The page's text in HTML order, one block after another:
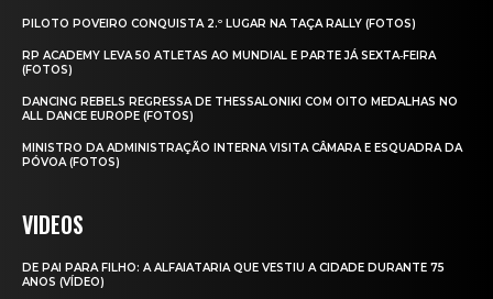
PILOTO POVEIRO CONQUISTA 2.º LUGAR NA TAÇA RALLY (FOTOS)
RP ACADEMY LEVA 50 ATLETAS AO MUNDIAL E PARTE JÁ SEXTA‑FEIRA
(FOTOS)
DANCING REBELS REGRESSA DE THESSALONIKI COM OITO MEDALHAS NO
ALL DANCE EUROPE (FOTOS)
MINISTRO DA ADMINISTRAÇÃO INTERNA VISITA CÂMARA E ESQUADRA DA
PÓVOA (FOTOS)
VIDEOS
DE PAI PARA FILHO: A ALFAIATARIA QUE VESTIU A CIDADE DURANTE 75
ANOS (VÍDEO)